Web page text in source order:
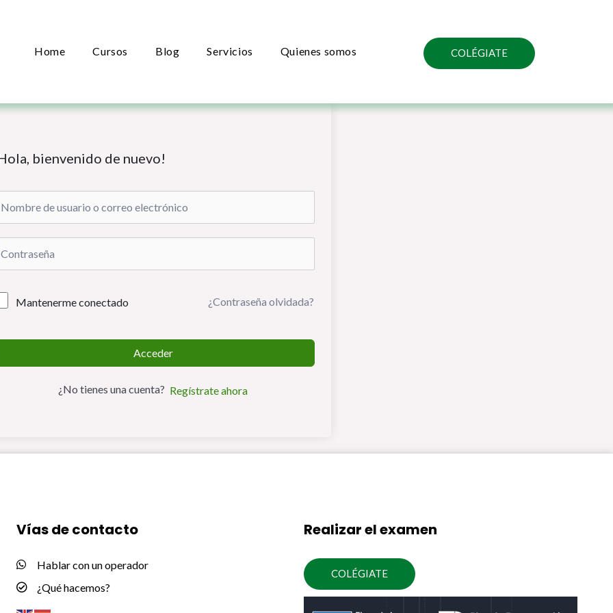
Home Cursos Blog Servicios Quienes somos COLÉGIATE
bienvenido de nuevo!
Mantenerme conectado ¿Contraseña olvidada?
Acceder
¿No tienes una cuenta? Regístrate ahora
Vías de contacto
Hablar con un operador
¿Qué hacemos?
Realizar el examen
COLÉGIATE